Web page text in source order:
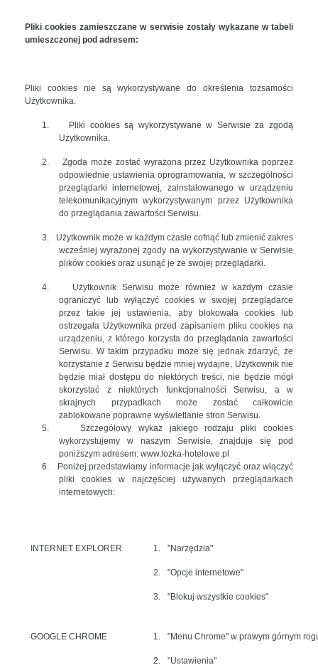
Pliki cookies zamieszczane w serwisie zostały wykazane w tabeli
umieszczonej pod adresem:
Pliki cookies nie są wykorzystywane do określenia tożsamości
Użytkownika.
1.
Pliki cookies są wykorzystywane w Serwisie za zgodą
Użytkownika.
2.
Zgoda może zostać wyrażona przez Użytkownika poprzez
odpowiednie ustawienia oprogramowania, w szczególności
przeglądarki internetowej, zainstalowanego w urządzeniu
telekomunikacyjnym wykorzystywanym przez Użytkownika
do przeglądania zawartości Serwisu.
3.
Użytkownik może w każdym czasie cofnąć lub zmienić zakres
wcześniej wyrażonej zgody na wykorzystywanie w Serwisie
plików cookies oraz usunąć je ze swojej przeglądarki.
4.
Użytkownik Serwisu może również w każdym czasie
ograniczyć lub wyłączyć cookies w swojej przeglądarce
przez takie jej ustawienia, aby blokowała cookies lub
ostrzegała Użytkownika przed zapisaniem pliku cookies na
urządzeniu, z którego korzysta do przeglądania zawartości
Serwisu. W takim przypadku może się jednak zdarzyć, że
korzystanie z Serwisu będzie mniej wydajne, Użytkownik nie
będzie miał dostępu do niektórych treści, nie będzie mógł
skorzystać z niektórych funkcjonalności Serwisu, a w
skrajnych przypadkach może zostać całkowicie
zablokowane poprawne wyświetlanie stron Serwisu.
5.
Szczegółowy wykaz jakiego rodzaju pliki cookies
wykorzystujemy w naszym Serwisie, znajduje się pod
poniższym adresem: www.lozka-hotelowe.pl
6.
Poniżej przedstawiamy informacje jak wyłączyć oraz włączyć
pliki cookies w najczęściej używanych przeglądarkach
internetowych:
INTERNET EXPLORER 1. "Narzędzia"
2. "Opcje internetowe"
3. "Blokuj wszystkie cookies"
GOOGLE CHROME 1. "Menu Chrome" w prawym górnym
2. "Ustawienia"